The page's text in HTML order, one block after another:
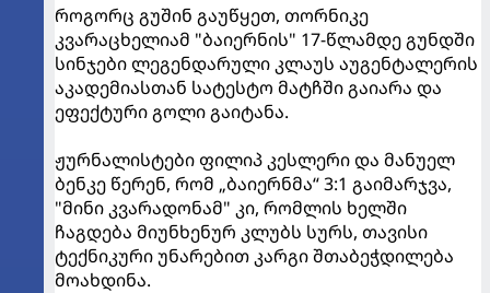
როგორც გუშინ გაუწყეთ, თორნიკე
კვარაცხელიამ "ბაიერნის" 17-წლამდე გუნდში
სინჯები ლეგენდარული კლაუს აუგენტალერის
აკადემიასთან სატესტო მატჩში გაიარა და
ეფექტური გოლი გაიტანა.
ჟურნალისტები ფილიპ კესლერი და მანუელ
ბენკე წერენ, რომ „ბაიერნმა“ 3:1 გაიმარჯვა,
"მინი კვარადონამ" კი, რომლის ხელში
ჩაგდება მიუნხენურ კლუბს სურს, თავისი
ტექნიკური უნარებით კარგი შთაბეჭდილება
მოახდინა.